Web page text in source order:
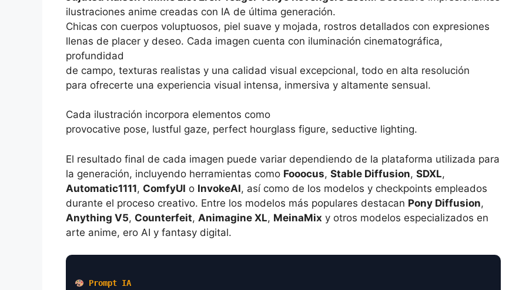
ilustraciones anime creadas con IA de última generación.
Chicas con cuerpos voluptuosos, piel suave y mojada, rostros detallados con expresiones
llenas de placer y deseo. Cada imagen cuenta con iluminación cinematográfica,
profundidad
de campo, texturas realistas y una calidad visual excepcional, todo en alta resolución
para ofrecerte una experiencia visual intensa, inmersiva y altamente sensual.
Cada ilustración incorpora elementos como
provocative pose, lustful gaze, perfect hourglass figure, seductive lighting.
El resultado final de cada imagen puede variar dependiendo de la plataforma utilizada para
la generación, incluyendo herramientas como Fooocus, Stable Diffusion, SDXL,
Automatic1111, ComfyUI o InvokeAI, así como de los modelos y checkpoints empleados
durante el proceso creativo. Entre los modelos más populares destacan Pony Diffusion,
Anything V5, Counterfeit, Animagine XL, MeinaMix y otros modelos especializados en
arte anime, ero AI y fantasy digital.
Prompt IA